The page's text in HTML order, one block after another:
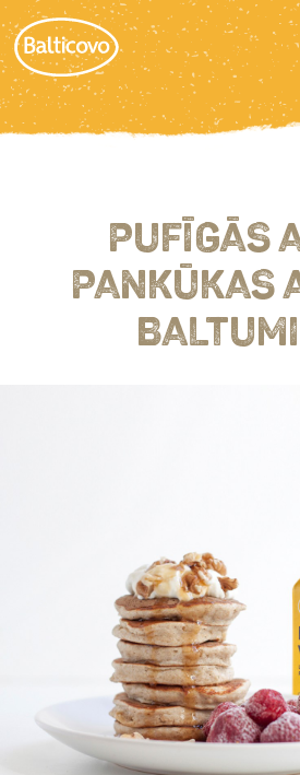
PUFĪGĀS
PANKŪKAS